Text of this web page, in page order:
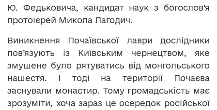
Ю. Федьковича, кандидат наук з богослов’я
протоієрей Микола Лагодич.
Виникнення Почаївської лаври дослідники
пов’язують із Київським чернецтвом, яке
змушене було рятуватись від монгольського
нашестя. І тоді на території Почаєва
заснували монастир. Тому громадськість має
зрозуміти, хоча зараз це осередок російської